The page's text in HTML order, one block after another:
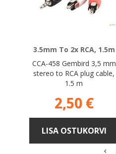
3.5mm To 2x RCA, 1.5m
CCA-458 Gembird 3,5 mm
stereo to RCA plug cable,
1.5 m
Hind
2,50 €
LISA OSTUKORVI